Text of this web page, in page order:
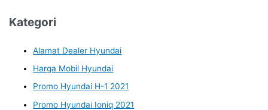
Kategori
Alamat Dealer Hyundai
Harga Mobil Hyundai
Promo Hyundai H-1 2021
Promo Hyundai Ioniq 2021